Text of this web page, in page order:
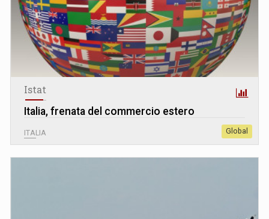
Istat
Italia, frenata del commercio estero
ITALIA Global